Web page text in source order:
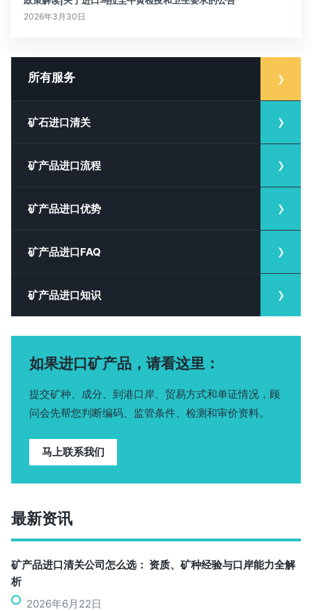
2026年3月30日
所有服务
矿石进口清关
矿产品进口流程
矿产品进口优势
矿产品进口FAQ
矿产品进口知识
如果进口矿产品，请看这里：
提交矿种、成分、到港口岸、贸易方式和单证情况，顾
问会先帮您判断编码、监管条件、检测和审价资料。
马上联系我们
最新资讯
矿产品进口清关公司怎么选： 资质、矿种经验与口岸能力全解
析
2026年6月22日